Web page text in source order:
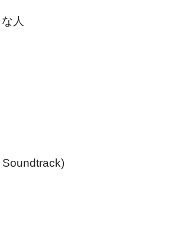
人
Soundtrack)